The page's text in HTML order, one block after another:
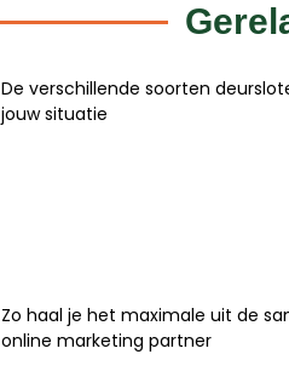
De verschillende soorten
jouw situatie
Zo haal je het maximale uit de
online marketing partner